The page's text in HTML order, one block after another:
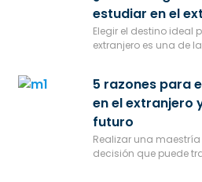
estudiar en el
Elegir el destino ideal
extranjero es una de
5 razones para
en el extranjero
futuro
Realizar una maestría
decisión que puede